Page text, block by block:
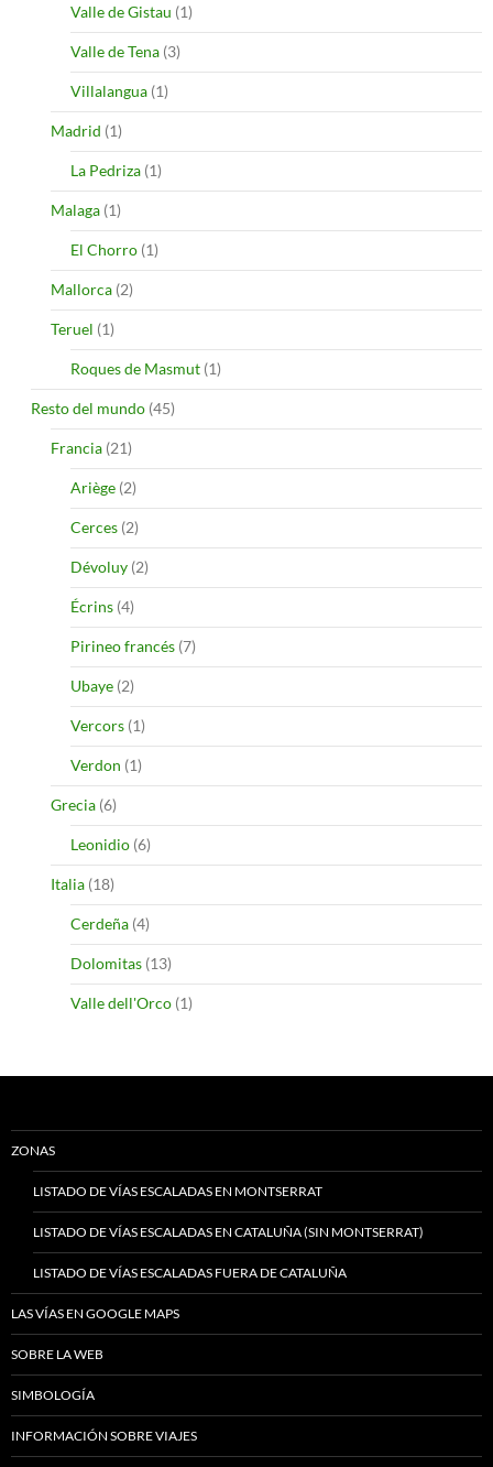
Valle de Gistau (1)
Valle de Tena (3)
Villalangua (1)
Madrid (1)
La Pedriza (1)
Malaga (1)
El Chorro (1)
Mallorca (2)
Teruel (1)
Roques de Masmut (1)
Resto del mundo (45)
Francia (21)
Ariège (2)
Cerces (2)
Dévoluy (2)
Écrins (4)
Pirineo francés (7)
Ubaye (2)
Vercors (1)
Verdon (1)
Grecia (6)
Leonidio (6)
Italia (18)
Cerdeña (4)
Dolomitas (13)
Valle dell'Orco (1)
ZONAS
LISTADO DE VÍAS ESCALADAS EN MONTSERRAT
LISTADO DE VÍAS ESCALADAS EN CATALUÑA (SIN MONTSERRAT)
LISTADO DE VÍAS ESCALADAS FUERA DE CATALUÑA
LAS VÍAS EN GOOGLE MAPS
SOBRE LA WEB
SIMBOLOGÍA
INFORMACIÓN SOBRE VIAJES